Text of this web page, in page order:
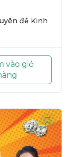
đề Kinh
vào giỏ